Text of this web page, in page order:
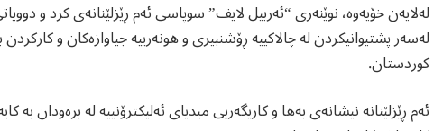
لەلایەن خۆیەوە، نوێنەری “ئەربیل لایف” سوپاسی ئەم ڕێزلێنانەی کرد و
لەسەر پشتیوانیکردن لە چالاکییە ڕۆشنبیری و هونەرییە جیاوازەکان و
کوردستان.
ئەم ڕێزلێنانە نیشانەی بەها و کاریگەریی میدیای ئەلیکترۆنییە لە برەودان بە